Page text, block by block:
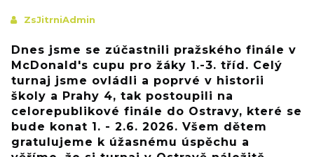
ZsJitrniAdmin
Dnes jsme se zúčastnili pražského finále v
McDonald's cupu pro žáky 1.-3. tříd. Celý
turnaj jsme ovládli a poprvé v historii
školy a Prahy 4, tak postoupili na
celorepublikové finále do Ostravy, které se
bude konat 1. - 2.6. 2026. Všem dětem
gratulujeme k úžasnému úspěchu a